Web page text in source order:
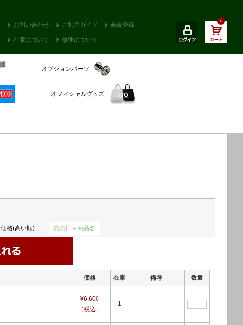
お問い合わせ ご利用ガイド 会員登録
在庫について 修理について
0
オプションパーツ
オフィシャルグッズ
価格(高い順) 発売日＋商品名
価格 在庫 備考 数量
¥6,600
（税込）
1